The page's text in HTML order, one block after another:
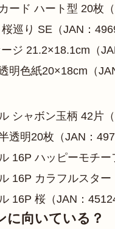
ード ハート型 20枚
巡り SE（JAN：
ジ 21.2×18.1cm（
明色紙20×18cm（
シャボン玉柄 42片
透明20枚（JAN：
16P ハッピーモチー
16P カラフルスター
16P 桜（JAN：
に向いている？